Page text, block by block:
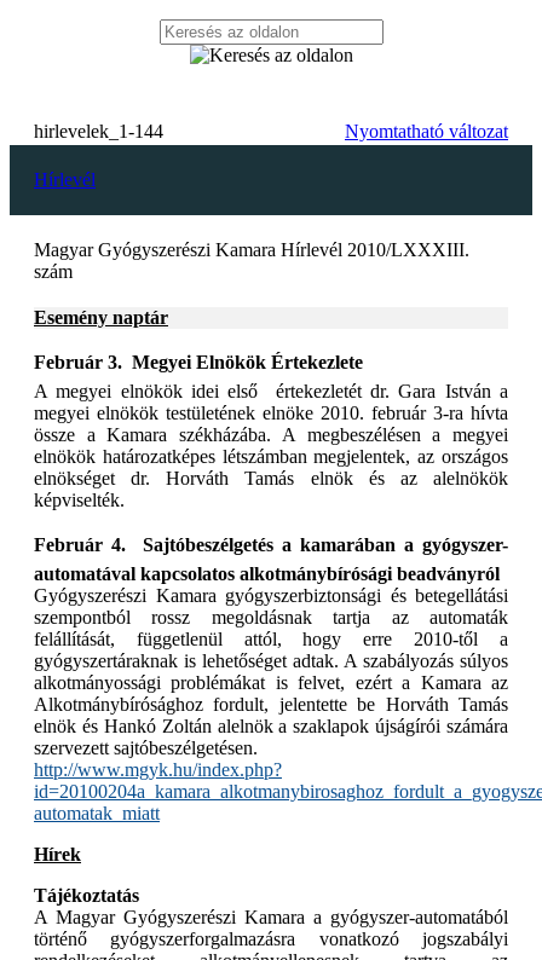
Nyomtatható változat
hirlevelek_1-144
Hírlevél
Magyar Gyógyszerészi Kamara Hírlevél 2010/LXXXIII.
szám
Esemény naptár
Február 3.  Megyei Elnökök Értekezlete
A megyei elnökök idei első értekezletét dr. Gara István a
megyei elnökök testületének elnöke 2010. február 3-ra hívta
össze a Kamara székházába. A megbeszélésen a megyei
elnökök határozatképes létszámban megjelentek, az országos
elnökséget dr. Horváth Tamás elnök és az alelnökök
képviselték.
Február 4.  Sajtóbeszélgetés a kamarában a gyógyszer-
automatával kapcsolatos alkotmánybírósági beadványról
Gyógyszerészi Kamara gyógyszerbiztonsági és betegellátási
szempontból rossz megoldásnak tartja az automaták
felállítását, függetlenül attól, hogy erre 2010-től a
gyógyszertáraknak is lehetőséget adtak. A szabályozás súlyos
alkotmányossági problémákat is felvet, ezért a Kamara az
Alkotmánybírósághoz fordult, jelentette be Horváth Tamás
elnök és Hankó Zoltán alelnök a szaklapok újságírói számára
szervezett sajtóbeszélgetésen.
http://www.mgyk.hu/index.php?
automatak_miatt
Hírek
Tájékoztatás
A Magyar Gyógyszerészi Kamara a gyógyszer-automatából
történő gyógyszerforgalmazásra vonatkozó jogszabályi